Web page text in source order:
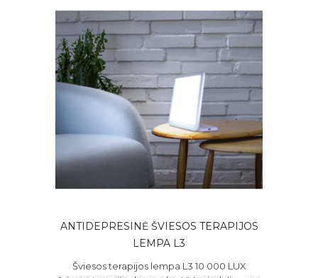
ANTIDEPRESINĖ ŠVIESOS TERAPIJOS
LEMPA L3
Šviesos terapijos lempa L3 10 000 LUX